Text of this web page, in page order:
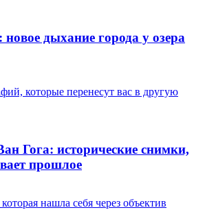
дыхание города у озера
Гога: исторические снимки,
прошлое